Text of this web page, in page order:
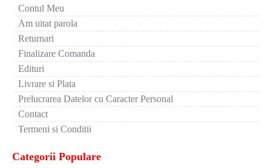
Contul Meu
Am uitat parola
Returnari
Finalizare Comanda
Edituri
Livrare si Plata
Prelucrarea Datelor cu Caracter Personal
Contact
Termeni si Conditii
Categorii Populare